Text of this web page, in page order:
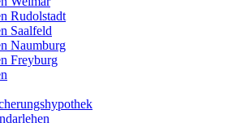
Rudolstadt
Saalfeld
Naumburg
Freyburg